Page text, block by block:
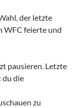
der letzte
WFC feierte und
pausieren. Letzte
du die
zu